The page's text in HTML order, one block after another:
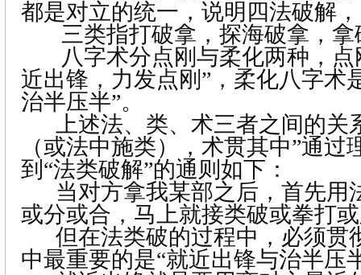
都是对立的统一，说明四法破解
三类指打破拿，探海破拿，拿
八字术分点刚与柔化两种，
近出锋，力发点刚”，柔化八字术
治半压半”。
上述法、类、术三者之间的关
（或法中施类），术贯其中”通过
到“法类破解”的通则如下：
当对方拿我某部之后，首先用
或分或合，马上就接类破或拳打
但在法类破的过程中，必须贯
中最重要的是“就近出锋与治半压